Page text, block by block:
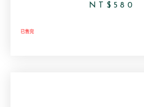
NT$ 580
已售完